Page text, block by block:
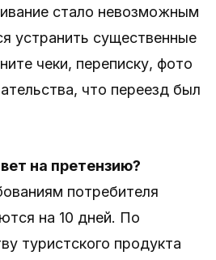
стало невозможным
устранить существенные
чеки, переписку, фото
что переезд был
на претензию?
потребителя
на 10 дней. По
туристского продукта